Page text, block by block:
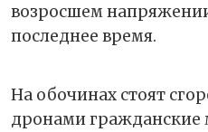
возросшем
последнее время.
На обочинах стоят
дронами